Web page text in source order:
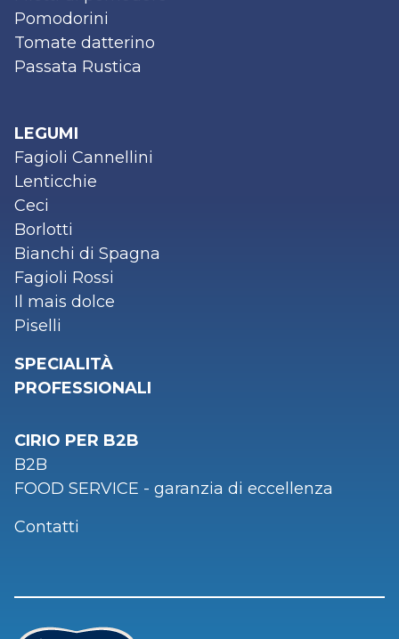
Pomodorini
Tomate datterino
Passata Rustica
LEGUMI
Fagioli Cannellini
Lenticchie
Ceci
Borlotti
Bianchi di Spagna
Fagioli Rossi
Il mais dolce
Piselli
SPECIALITÀ
PROFESSIONALI
CIRIO PER B2B
B2B
FOOD SERVICE - garanzia di eccellenza
Contatti